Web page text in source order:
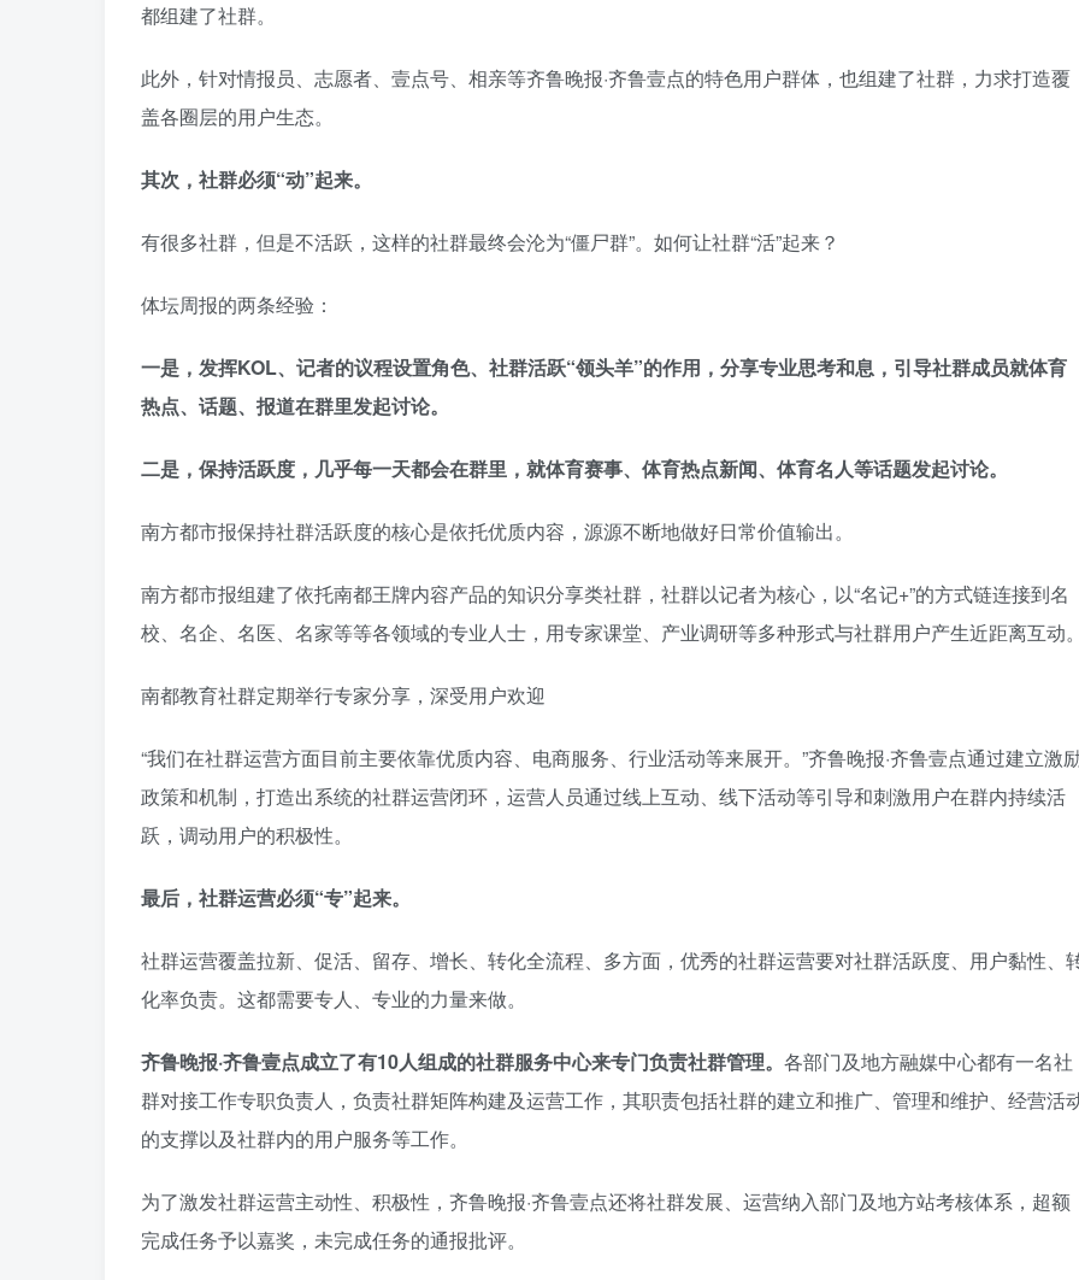
都组建了社群。
此外，针对情报员、志愿者、壹点号、相亲等齐鲁晚报·齐鲁壹点的特色用户群体，也组建了社群，力求打造覆
盖各圈层的用户生态。
其次，社群必须“动”起来。
有很多社群，但是不活跃，这样的社群最终会沦为“僵尸群”。如何让社群“活”起来？
体坛周报的两条经验：
一是，发挥KOL、记者的议程设置角色、社群活跃“领头羊”的作用，分享专业思考和息，引导社群成员就体育
热点、话题、报道在群里发起讨论。
二是，保持活跃度，几乎每一天都会在群里，就体育赛事、体育热点新闻、体育名人等话题发起讨论。
南方都市报保持社群活跃度的核心是依托优质内容，源源不断地做好日常价值输出。
南方都市报组建了依托南都王牌内容产品的知识分享类社群，社群以记者为核心，以“名记+”的方式链连接到名
校、名企、名医、名家等等各领域的专业人士，用专家课堂、产业调研等多种形式与社群用户产生近距离互动。
南都教育社群定期举行专家分享，深受用户欢迎
“我们在社群运营方面目前主要依靠优质内容、电商服务、行业活动等来展开。”齐鲁晚报·齐鲁壹点通过建立激
政策和机制，打造出系统的社群运营闭环，运营人员通过线上互动、线下活动等引导和刺激用户在群内持续活
跃，调动用户的积极性。
最后，社群运营必须“专”起来。
社群运营覆盖拉新、促活、留存、增长、转化全流程、多方面，优秀的社群运营要对社群活跃度、用户黏性、
化率负责。这都需要专人、专业的力量来做。
齐鲁晚报·齐鲁壹点成立了有10人组成的社群服务中心来专门负责社群管理。 各部门及地方融媒中心都有一名社
群对接工作专职负责人，负责社群矩阵构建及运营工作，其职责包括社群的建立和推广、管理和维护、经营活
的支撑以及社群内的用户服务等工作。
为了激发社群运营主动性、积极性，齐鲁晚报·齐鲁壹点还将社群发展、运营纳入部门及地方站考核体系，超额
完成任务予以嘉奖，未完成任务的通报批评。